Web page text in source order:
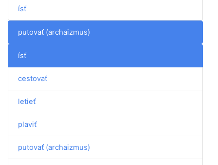
ísť
putovať (archaizmus)
ísť
cestovať
letieť
plaviť
putovať (archaizmus)